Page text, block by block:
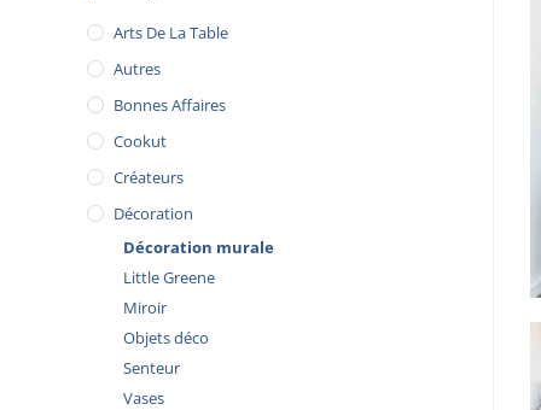
Arts De La Table
Autres
Bonnes Affaires
Cookut
Créateurs
Décoration
Décoration murale
Little Greene
Miroir
Objets déco
Senteur
Vases